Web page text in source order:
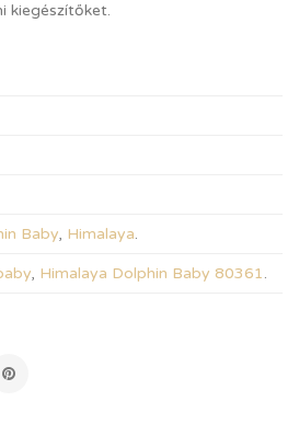
kiegészítőket.
Baby, Himalaya.
, Himalaya Dolphin Baby 80361.